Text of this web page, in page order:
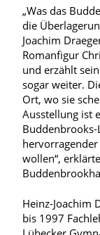
„Was das
die
Joachim
Romanfigur
und erzählt
sogar weiter.
Ort, wo sie
Ausstellung ist
Buddenbrooks-
wollen“,
Heinz-Joachim
bis 1997